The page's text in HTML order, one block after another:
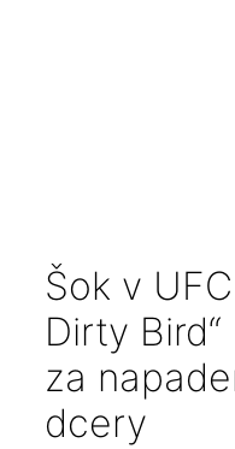
Šok v
Dirty
za
dcery